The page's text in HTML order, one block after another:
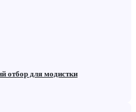
отбор для модистки